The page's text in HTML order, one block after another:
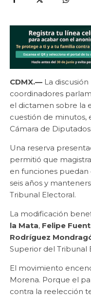
CDMX.— La
coordinadores
el dictamen sobre la
cuestión de
Cámara de Diputados.
Una reserva
permitió que
en funciones
seis años y
Tribunal Electoral.
La modificación
la Mata, Felipe
Rodríguez
Superior del Tribunal
El movimiento
Morena. Porque el
contra la reelección